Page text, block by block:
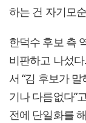
하는 건 자기모
한덕수 후보 측
비판하고 나섰
서 “김 후보가
기나 다름없다”
전에 단일화를